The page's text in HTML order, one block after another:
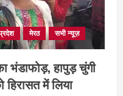
मेरठ सभी न्यूज़
भंडाफोड़, हापुड़ चुंगी
में लिया